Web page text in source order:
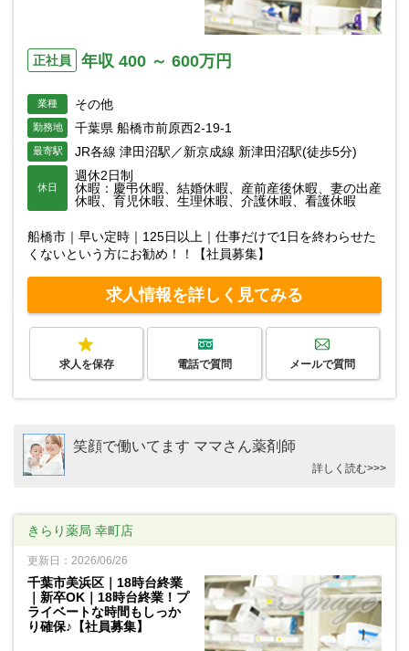
正社員 年収 400 ～ 600万円
業種 その他
勤務地 千葉県 船橋市前原西2-19-1
最寄駅 JR各線 津田沼駅／新京成線 新津田沼駅(徒歩5分)
休日
週休2日制
休暇：慶弔休暇、結婚休暇、産前産後休暇、妻の出産
休暇、育児休暇、生理休暇、介護休暇、看護休暇
船橋市｜早い定時｜125日以上｜仕事だけで1日を終わらせた
くないという方にお勧め！！【社員募集】
求人情報を詳しく見てみる
求人を保存 電話で質問 メールで質問
笑顔で働いてます ママさん薬剤師
詳しく読む>>>
きらり薬局 幸町店
更新日：2026/06/26
千葉市美浜区｜18時台終業
｜新卒OK｜18時台終業！プ
ライベートな時間もしっか
り確保♪【社員募集】